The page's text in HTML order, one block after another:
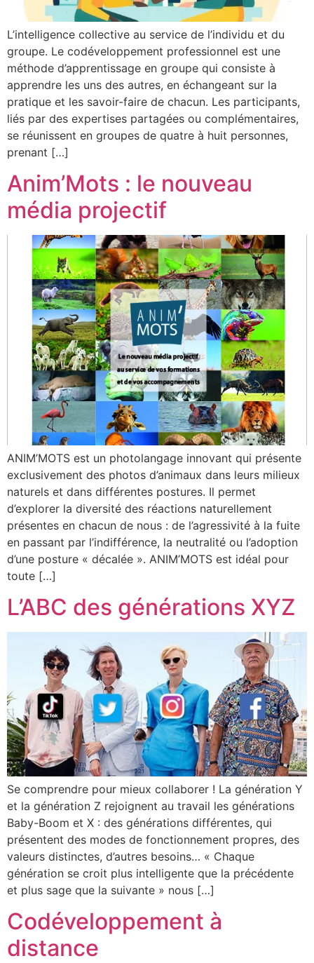
L’intelligence collective au service de l’individu et du
groupe. Le codéveloppement professionnel est une
méthode d’apprentissage en groupe qui consiste à
apprendre les uns des autres, en échangeant sur la
pratique et les savoir-faire de chacun. Les participants,
liés par des expertises partagées ou complémentaires,
se réunissent en groupes de quatre à huit personnes,
prenant […]
Anim’Mots : le nouveau
média projectif
ANIM’MOTS est un photolangage innovant qui présente
exclusivement des photos d’animaux dans leurs milieux
naturels et dans différentes postures. Il permet
d’explorer la diversité des réactions naturellement
présentes en chacun de nous : de l’agressivité à la fuite
en passant par l’indifférence, la neutralité ou l’adoption
d’une posture « décalée ». ANIM’MOTS est idéal pour
toute […]
L’ABC des générations XYZ
Se comprendre pour mieux collaborer ! La génération Y
et la génération Z rejoignent au travail les générations
Baby-Boom et X : des générations différentes, qui
présentent des modes de fonctionnement propres, des
valeurs distinctes, d’autres besoins… « Chaque
génération se croit plus intelligente que la précédente
et plus sage que la suivante » nous […]
Codéveloppement à
distance